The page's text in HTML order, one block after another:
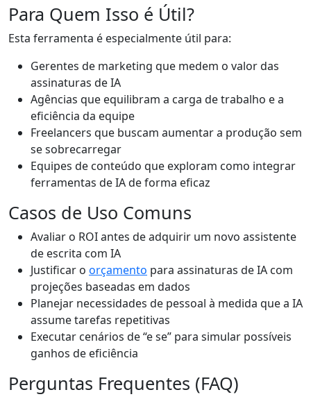
Para Quem Isso é Útil?
Esta ferramenta é especialmente útil para:
Gerentes de marketing que medem o valor das
assinaturas de IA
Agências que equilibram a carga de trabalho e a
eficiência da equipe
Freelancers que buscam aumentar a produção sem
se sobrecarregar
Equipes de conteúdo que exploram como integrar
ferramentas de IA de forma eficaz
Casos de Uso Comuns
Avaliar o ROI antes de adquirir um novo assistente
de escrita com IA
Justificar o orçamento para assinaturas de IA com
projeções baseadas em dados
Planejar necessidades de pessoal à medida que a IA
assume tarefas repetitivas
Executar cenários de “e se” para simular possíveis
ganhos de eficiência
Perguntas Frequentes (FAQ)